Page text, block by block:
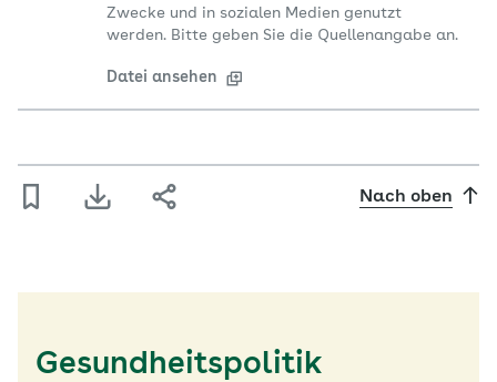
Zwecke und in sozialen Medien genutzt
werden. Bitte geben Sie die Quellenangabe an.
Datei ansehen
Nach oben
Gesundheitspolitik